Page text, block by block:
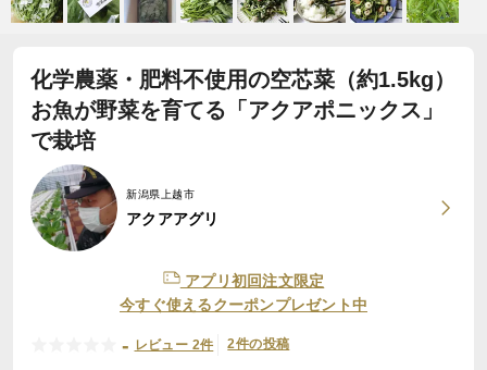
化学農薬・肥料不使用の空芯菜（約1.5kg）
お魚が野菜を育てる「アクアポニックス」
で栽培
新潟県上越市
アクアアグリ
アプリ初回注文限定
今すぐ使えるクーポンプレゼント中
- レビュー 2件 2件の投稿